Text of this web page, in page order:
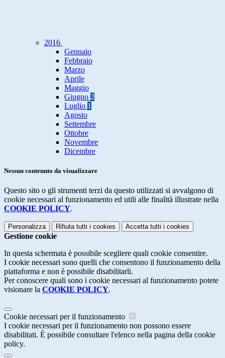
2016
Gennaio
Febbraio
Marzo
Aprile
Maggio
Giugno 2
Luglio 1
Agosto
Settembre
Ottobre
Novembre
Dicembre
Nessun contenuto da visualizzare
Questo sito o gli strumenti terzi da questo utilizzati si avvalgono di
cookie necessari al funzionamento ed utili alle finalità illustrate nella
COOKIE POLICY.
Personalizza Rifiuta tutti i cookies Accetta tutti i cookies
Gestione cookie
In questa schermata è possibile scegliere quali cookie consentire.
I cookie necessari sono quelli che consentono il funzionamento della
piattaforma e non è possibile disabilitarli.
Per conoscere quali sono i cookie necessari al funzionamento potete
visionare la COOKIE POLICY.
Cookie necessari per il funzionamento
I cookie necessari per il funzionamento non possono essere
disabilitati. È possibile consultare l'elenco nella pagina della cookie
policy.